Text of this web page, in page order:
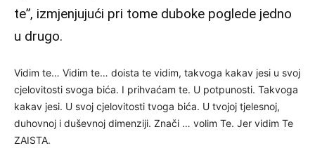
te”, izmjenjujući pri tome duboke poglede jedno
u drugo.
Vidim te… Vidim te… doista te vidim, takvoga kakav jesi u svoj
cjelovitosti svoga bića. I prihvaćam te. U potpunosti. Takvoga
kakav jesi. U svoj cjelovitosti tvoga bića. U tvojoj tjelesnoj,
duhovnoj i duševnoj dimenziji. Znači … volim Te. Jer vidim Te
ZAISTA.